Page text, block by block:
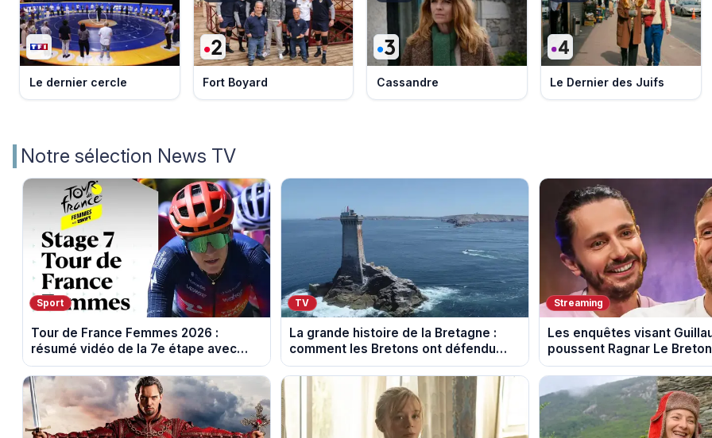
Le dernier cercle Fort Boyard Cassandre Le Dernier des Juifs
Notre sélection News TV
Sport
Tour de France Femmes 2026 :
résumé vidéo de la 7e étape avec
l'ascension du Mont Ventoux
TV
La grande histoire de la Bretagne :
comment les Bretons ont défendu
leur culture au fil des décennies
Streaming
Les enquêtes visant
poussent Ragnar Le
la tournée Legend